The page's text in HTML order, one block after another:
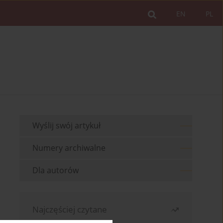
PL
EN
Wyślij swój artykuł
Numery archiwalne
Dla autorów
Najczęściej czytane